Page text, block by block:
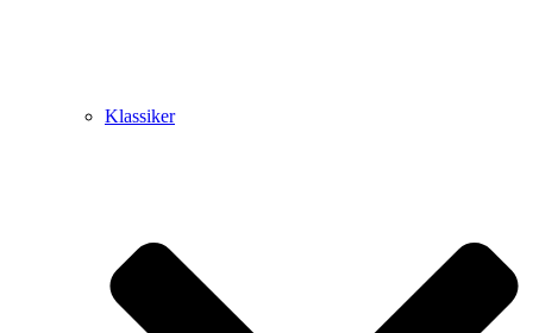
Klassiker